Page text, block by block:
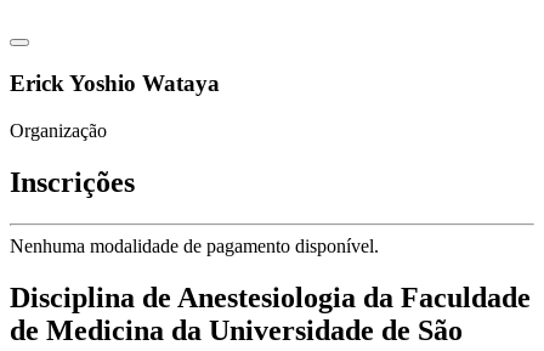
Erick Yoshio Wataya
Organização
Inscrições
Nenhuma modalidade de pagamento disponível.
Disciplina de Anestesiologia da Faculdade
de Medicina da Universidade de São